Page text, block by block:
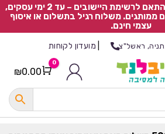
חדש! משלוח אקספרס בהתאם לרשימת היישובים – עד 2 ימי עסקים,
ממותגים. משלוח רגיל בתשלום או איסוף
עצמי חינם.
ראשל"צ מועדון לקוחות
Cart
0
₪0.00